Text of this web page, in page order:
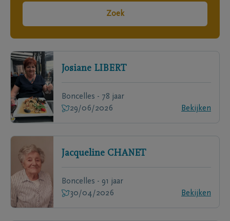
Zoek
Josiane LIBERT
Boncelles - 78 jaar
29/06/2026
Bekijken
Jacqueline CHANET
Boncelles - 91 jaar
30/04/2026
Bekijken